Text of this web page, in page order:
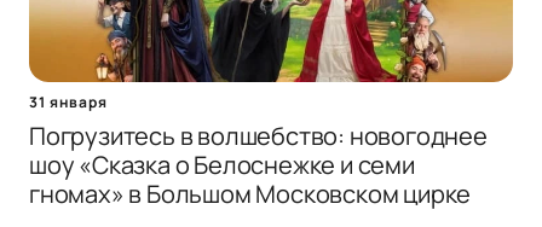
31 января
Погрузитесь в волшебство: новогоднее
шоу «Сказка о Белоснежке и семи
гномах» в Большом Московском цирке